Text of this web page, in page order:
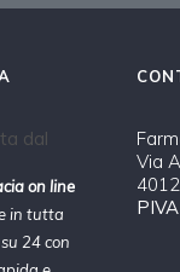
on line
in tutta
24 con
Via